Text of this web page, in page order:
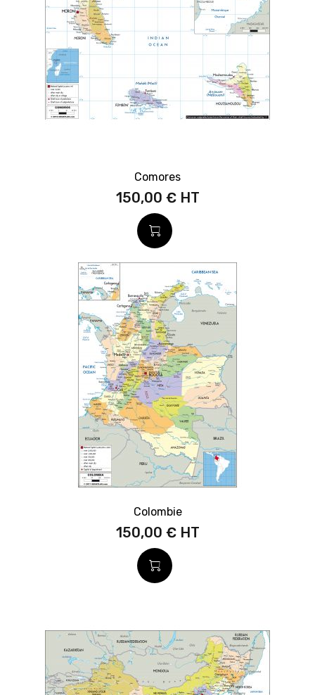
Comores
150,00 €
Colombie
150,00 €